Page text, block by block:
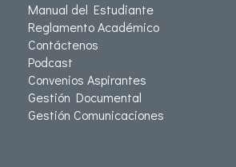
Manual del Estudiante
Reglamento Académico
Contáctenos
Podcast
Convenios Aspirantes
Gestión Documental
Gestión Comunicaciones